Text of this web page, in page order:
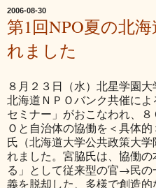
2006-08-30
第1回NPO夏の北
れました
８月２３日（水）北星学園大
北海道ＮＰＯバンク共催に
セミナー」がおこなわれ、
Ｏと自治体の協働を＜具体
氏（北海道大学公共政策大
れました。宮脇氏は、協働
る」として従来型の官→民
義を脱却した、多様で創造